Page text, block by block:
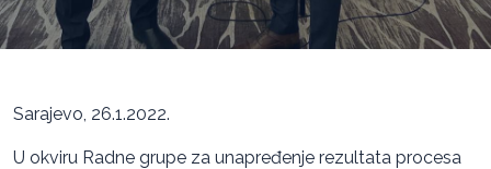
Sarajevo, 26.1.2022.
U okviru Radne grupe za unapređenje rezultata procesa